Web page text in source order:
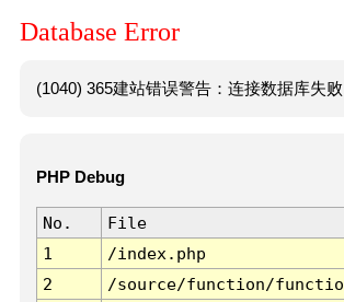
Database Error
(1040) 365建站错误警告：连接数据库失
PHP Debug
No. File
1
/index.php
2
/source/function/